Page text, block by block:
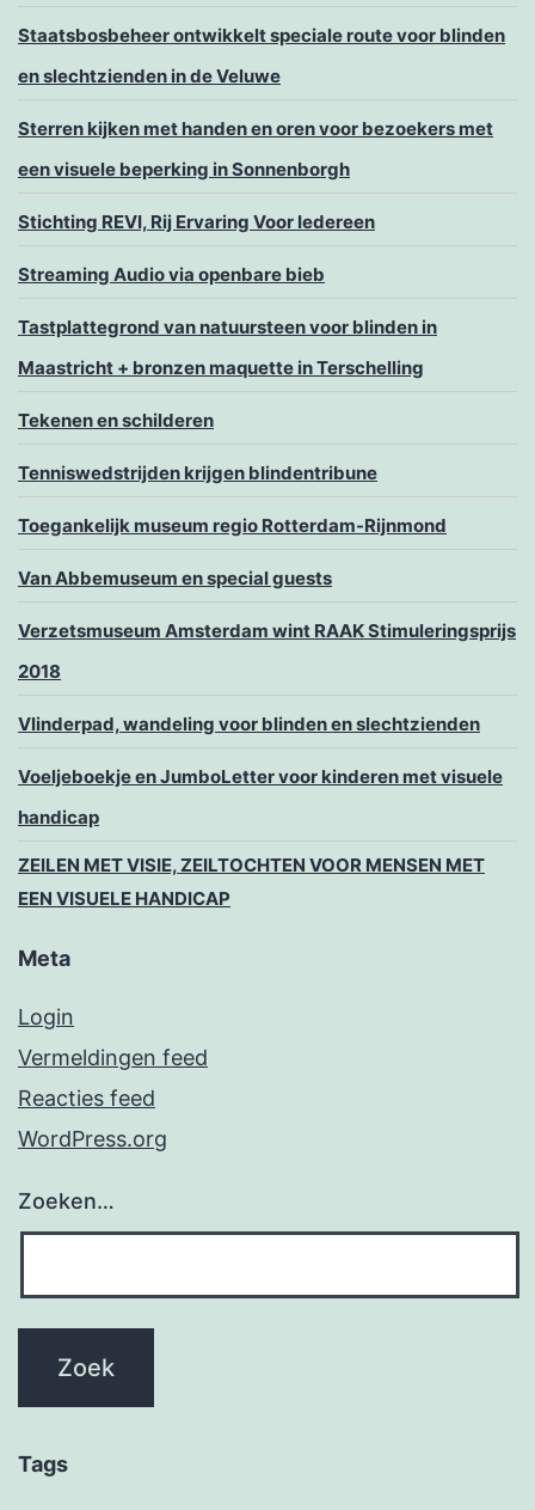
Staatsbosbeheer ontwikkelt speciale route voor blinden
en slechtzienden in de Veluwe
Sterren kijken met handen en oren voor bezoekers met
een visuele beperking in Sonnenborgh
Stichting REVI, Rij Ervaring Voor Iedereen
Streaming Audio via openbare bieb
Tastplattegrond van natuursteen voor blinden in
Maastricht + bronzen maquette in Terschelling
Tekenen en schilderen
Tenniswedstrijden krijgen blindentribune
Toegankelijk museum regio Rotterdam-Rijnmond
Van Abbemuseum en special guests
Verzetsmuseum Amsterdam wint RAAK Stimuleringsprijs
2018
Vlinderpad, wandeling voor blinden en slechtzienden
Voeljeboekje en JumboLetter voor kinderen met visuele
handicap
ZEILEN MET VISIE, ZEILTOCHTEN VOOR MENSEN MET
EEN VISUELE HANDICAP
Meta
Login
Vermeldingen feed
Reacties feed
WordPress.org
Zoeken…
Tags